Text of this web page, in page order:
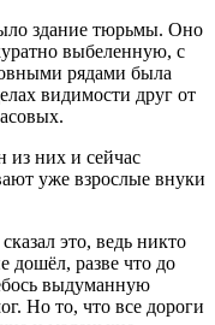
здание тюрьмы. Оно
выбеленную, с
рядами была
видимости друг от
из них и сейчас
уже взрослые внуки
это, ведь никто
дошёл, разве что до
выдуманную
Но то, что все дороги